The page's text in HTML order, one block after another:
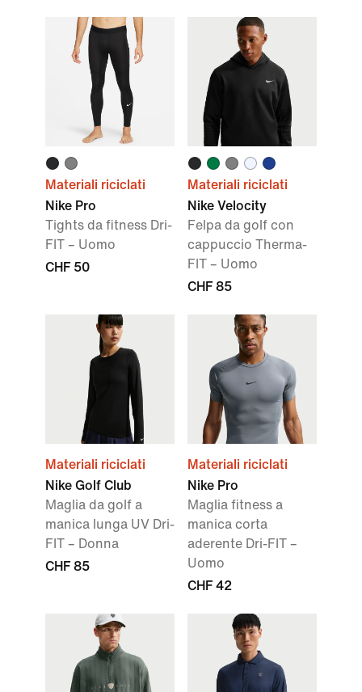
Materiali riciclati
Nike Pro
Tights da fitness Dri-
FIT – Uomo
CHF 50
Materiali riciclati
Nike Velocity
Felpa da golf con
cappuccio Therma-
FIT – Uomo
CHF 85
Materiali riciclati
Nike Golf Club
Maglia da golf a
manica lunga UV Dri-
FIT – Donna
CHF 85
Materiali riciclati
Nike Pro
Maglia fitness a
manica corta
aderente Dri-FIT –
Uomo
CHF 42